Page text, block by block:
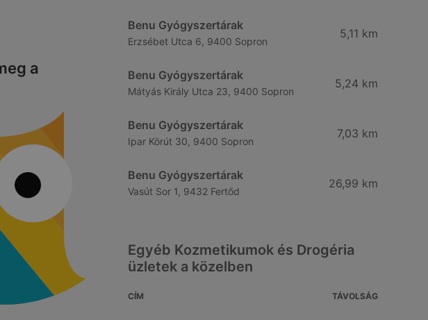
a
Benu Gyógyszertárak
Erzsébet Utca 6, 9400 Sopron
5,11 km
Benu Gyógyszertárak
Mátyás Király Utca 23, 9400 Sopron
5,24 km
Benu Gyógyszertárak
Ipar Körút 30, 9400 Sopron
7,03 km
Benu Gyógyszertárak
Vasút Sor 1, 9432 Fertőd
26,99 km
Egyéb Kozmetikumok és Drogéria
üzletek a közelben
CÍM TÁVOLSÁG